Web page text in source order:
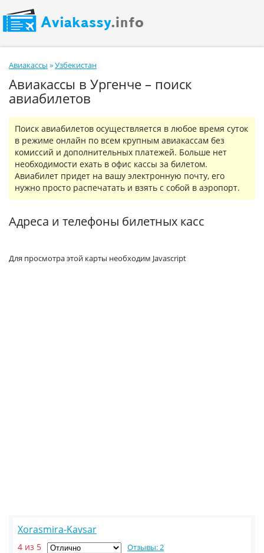
Авиакассы »Узбекистан
Авиакассы в Ургенче – поиск
авиабилетов
Поиск авиабилетов осуществляется в любое время суток
в режиме онлайн по всем крупным авиакассам без
комиссий и дополнительных платежей. Больше нет
необходимости ехать в офис кассы за билетом.
Авиабилет придет на вашу электронную почту, его
нужно просто распечатать и взять с собой в аэропорт.
Адреса и телефоны билетных касс
Для просмотра этой карты необходим Javascript
Xorasmira-Kavsar
4 из 5 Отзывы: 2